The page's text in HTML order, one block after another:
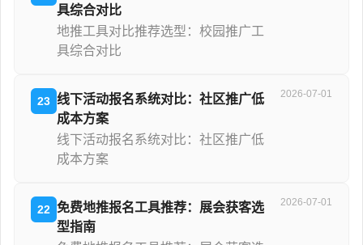
具综合对比
地推工具对比推荐选型：校园推广工
具综合对比
23 线下活动报名系统对比：社区推广低
成本方案
线下活动报名系统对比：社区推广低
成本方案
2026-07-01
22 免费地推报名工具推荐：展会获客选
型指南
2026-07-01